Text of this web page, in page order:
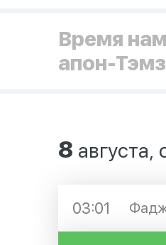
Время
апон-Тэмз
8 августа,
03:01